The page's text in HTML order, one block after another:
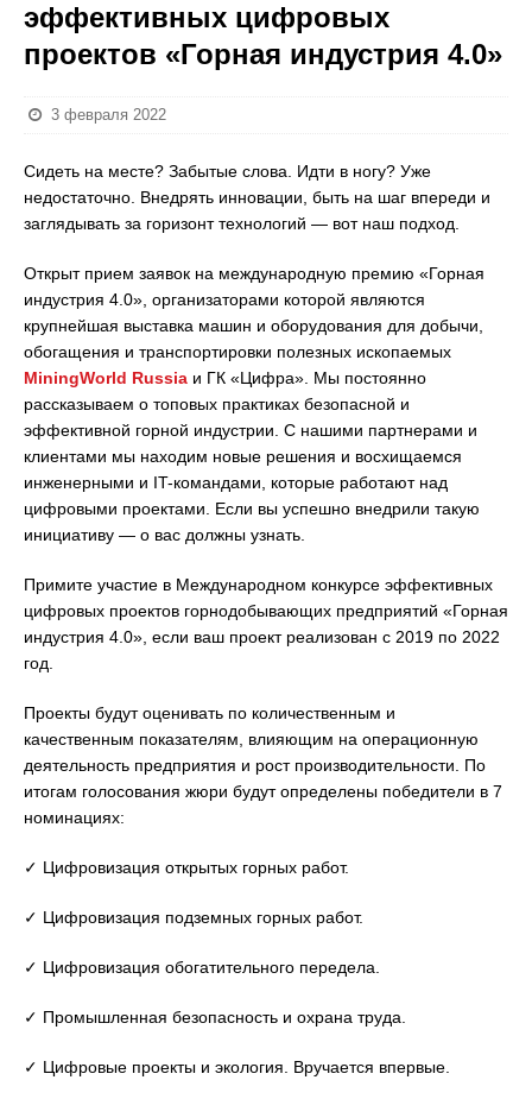
эффективных цифровых
проектов «Горная индустрия 4.0»
3 февраля 2022
Сидеть на месте? Забытые слова. Идти в ногу? Уже
недостаточно. Внедрять инновации, быть на шаг впереди и
заглядывать за горизонт технологий — вот наш подход.
Открыт прием заявок на международную премию «Горная
индустрия 4.0», организаторами которой являются
крупнейшая выставка машин и оборудования для добычи,
обогащения и транспортировки полезных ископаемых
MiningWorld Russia и ГК «Цифра». Мы постоянно
рассказываем о топовых практиках безопасной и
эффективной горной индустрии. С нашими партнерами и
клиентами мы находим новые решения и восхищаемся
инженерными и IT-командами, которые работают над
цифровыми проектами. Если вы успешно внедрили такую
инициативу — о вас должны узнать.
Примите участие в Международном конкурсе эффективных
цифровых проектов горнодобывающих предприятий «Горная
индустрия 4.0», если ваш проект реализован с 2019 по 2022
год.
Проекты будут оценивать по количественным и
качественным показателям, влияющим на операционную
деятельность предприятия и рост производительности. По
итогам голосования жюри будут определены победители в 7
номинациях:
✓ Цифровизация открытых горных работ.
✓ Цифровизация подземных горных работ.
✓ Цифровизация обогатительного передела.
✓ Промышленная безопасность и охрана труда.
✓ Цифровые проекты и экология. Вручается впервые.